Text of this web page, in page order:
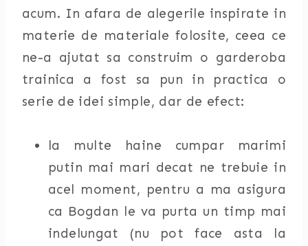
acum. In afara de alegerile inspirate in
materie de materiale folosite, ceea ce
ne-a ajutat sa construim o garderoba
trainica a fost sa pun in practica o
serie de idei simple, dar de efect:
la multe haine cumpar marimi
putin mai mari decat ne trebuie in
acel moment, pentru a ma asigura
ca Bogdan le va purta un timp mai
indelungat (nu pot face asta la